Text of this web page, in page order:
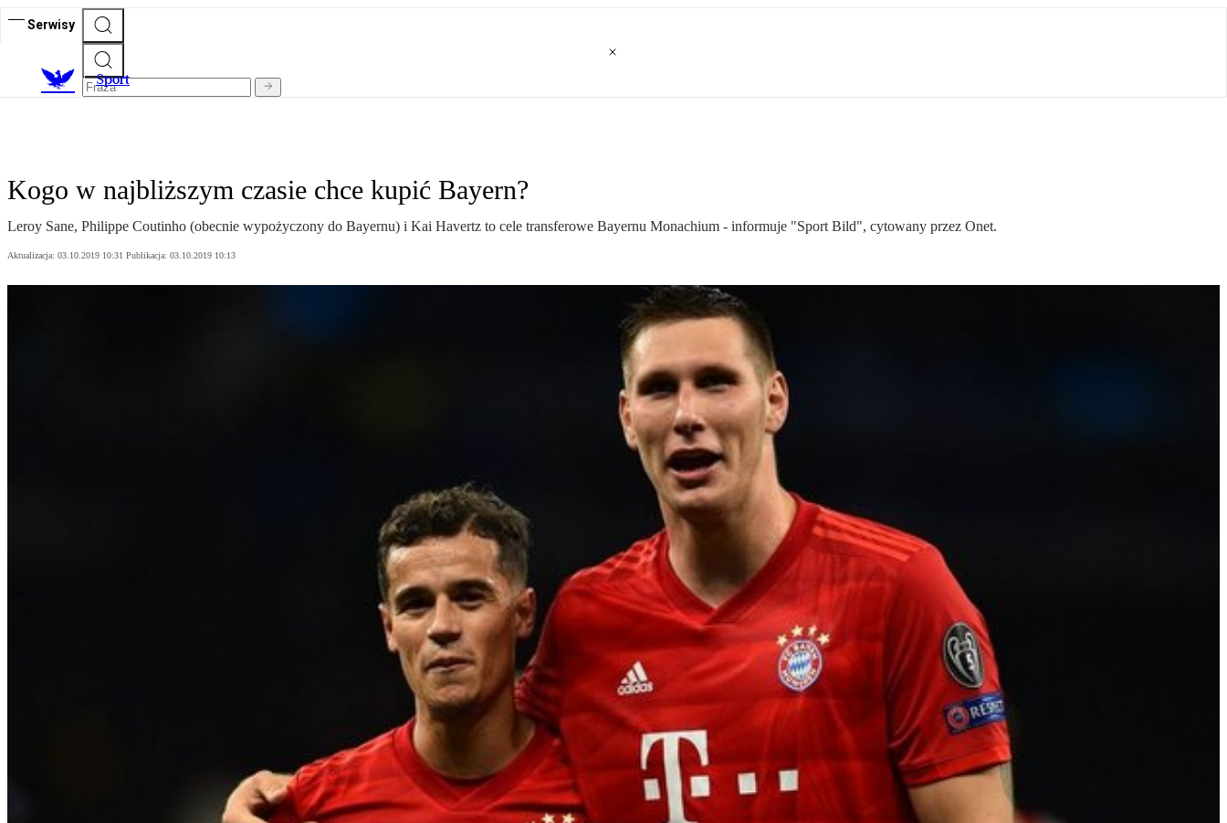
Serwisy
Sport
Kogo w najbliższym czasie chce kupić Bayern?
Leroy Sane, Philippe Coutinho (obecnie wypożyczony do Bayernu) i Kai Havertz to cele transferowe Bayernu Monachium - informuje "Sport Bild", cytowany przez Onet.
Aktualizacja: 03.10.2019 10:31 Publikacja: 03.10.2019 10:13